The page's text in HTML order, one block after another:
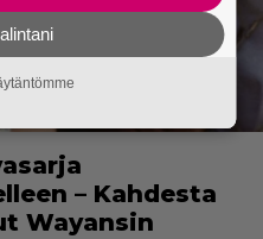
– Kahdesta
Wayansin